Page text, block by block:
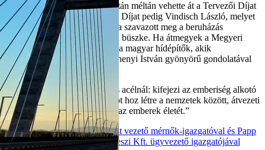
"Az impozáns Megyeri-híd láttán méltán vehette át a Tervezői Díjat
Hunyadi Mátyás, a Kivitelezői Díjat pedig Vindisch László, melyet
az 560 fős szakmai konferencia szavazott meg a beruházás
irányítójának, amire különösen büszke. Ha átmegyek a Megyeri
hídon, mindig eszembe jutnak a magyar hídépítők, akik
mestermunkája előtt gróf Széchenyi István gyönyörű gondolatával
tisztelgünk:
„Egy híd többet jelent kőnél és acélnál: kifejezi az emberiség alkotó
törekvését… szoros kapcsolatot hoz létre a nemzetek között, átvezeti
az utakat, hogy megkönnyítse az emberek életét.”
Interjú Vindisch László építést vezető mérnők-igazgatóval és Papp
Józseffel, a TBG Dunakeszi Kft. ügyvezető igazgatójával